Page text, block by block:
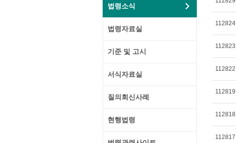
법령소식
법령자료실
기준 및 고시
서식자료실
질의회신사례
현행법령
112824
112823
112822
112819
112818
112817